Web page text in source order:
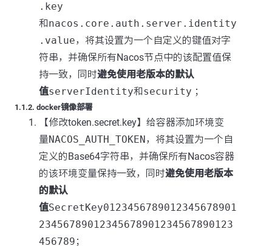
.key
和nacos.core.auth.server.identity
.value，将其设置为一个自定义的键值对字
符串，并确保所有Nacos节点中的该配置值保
持一致，同时避免使用老版本的默认
值serverIdentity和security ；
1.1.2. docker镜像部署
【修改token.secret.key】给容器添加环境变
量NACOS_AUTH_TOKEN，将其设置为一个自
定义的Base64字符串，并确保所有Nacos容器
的该环境变量保持一致，同时避免使用老版本
的默认
值SecretKey0123456789012345678901
23456789012345678901234567890123
456789 ；